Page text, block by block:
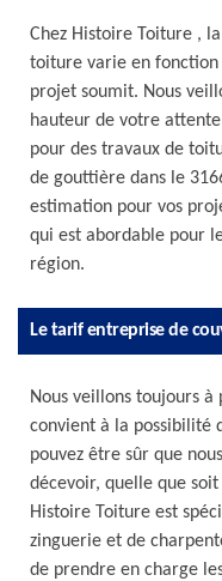
Chez Histoire Toiture ,
toiture varie en fonction
projet soumit. Nous
hauteur de votre
pour des travaux de
de gouttière dans le
estimation pour vos
qui est abordable pour
région.
Le tarif entreprise de
Nous veillons toujours
convient à la possibilité
pouvez être sûr que
décevoir, quelle que
Histoire Toiture est
zinguerie et de
de prendre en charge